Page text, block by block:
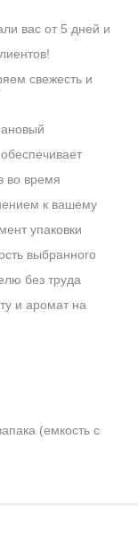
вас от 5 дней и
свежесть и
во время
к вашему
упаковки
выбранного
без труда
и аромат на
(емкость с